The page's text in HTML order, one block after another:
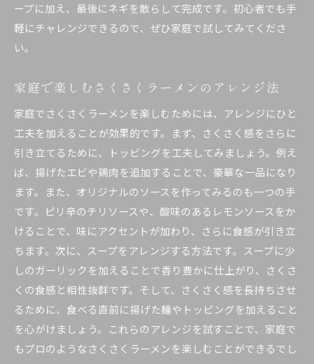
ープに加え、最後にネギを散らして完成です。初心者でも手
軽にチャレンジできるので、ぜひ家庭で試してみてくださ
い。
家庭で楽しむさくさくラーメンのアレンジ法
家庭でさくさくラーメンを楽しむためには、アレンジにひと
工夫を加えることが効果的です。まず、さくさく感をさらに
引き立てるために、トッピングを工夫してみましょう。例え
ば、揚げたエビや鶏肉を追加することで、豪華な一品になり
ます。また、オリジナルのソースを作ってみるのも一つの手
です。ピリ辛のチリソースや、酸味のあるレモンソースをか
けることで、味にアクセントが加わり、さらに食感が引き立
ちます。次に、スープをアレンジする方法です。スープに少
しのガーリックを加えることで香り豊かに仕上がり、さくさ
くの食感と相性抜群です。そして、さくさく感を長持ちさせ
るために、食べる直前に揚げた麺やトッピングを加えること
を心がけましょう。これらのアレンジを試すことで、家庭で
もプロのようなさくさくラーメンを楽しむことができるでし